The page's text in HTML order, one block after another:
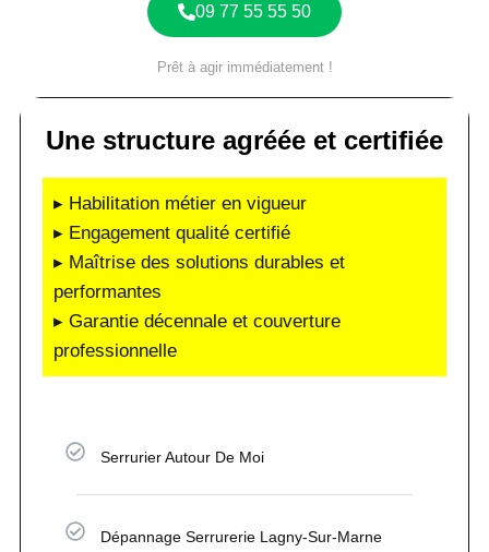
09 77 55 55 50
Prêt à agir immédiatement !
Une structure agréée et certifiée
▸ Habilitation métier en vigueur
▸ Engagement qualité certifié
▸ Maîtrise des solutions durables et
performantes
▸ Garantie décennale et couverture
professionnelle
Serrurier Autour De Moi
Dépannage Serrurerie Lagny-Sur-Marne